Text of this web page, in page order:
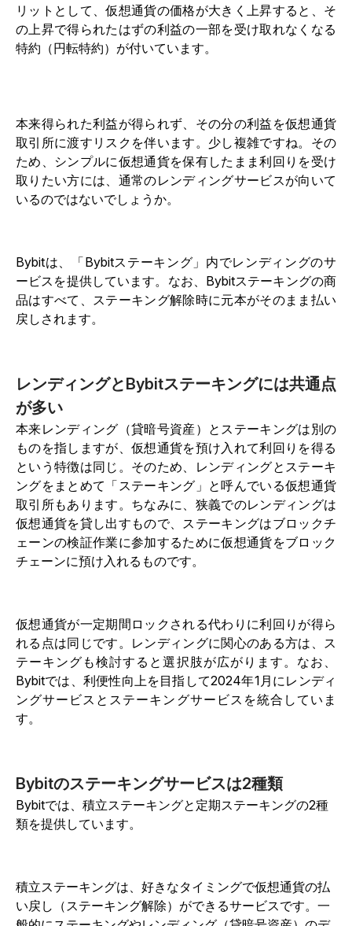
リットとして、仮想通貨の価格が大きく上昇すると、そ
の上昇で得られたはずの利益の一部を受け取れなくなる
特約（円転特約）が付いています。
本来得られた利益が得られず、その分の利益を仮想通貨
取引所に渡すリスクを伴います。少し複雑ですね。その
ため、シンプルに仮想通貨を保有したまま利回りを受け
取りたい方には、通常のレンディングサービスが向いて
いるのではないでしょうか。
Bybitは、「Bybitステーキング」内でレンディングのサ
ービスを提供しています。なお、Bybitステーキングの商
品はすべて、ステーキング解除時に元本がそのまま払い
戻しされます。
レンディングとBybitステーキングには共通点
が多い
本来レンディング（貸暗号資産）とステーキングは別の
ものを指しますが、仮想通貨を預け入れて利回りを得る
という特徴は同じ。そのため、レンディングとステーキ
ングをまとめて「ステーキング」と呼んでいる仮想通貨
取引所もあります。ちなみに、狭義でのレンディングは
仮想通貨を貸し出すもので、ステーキングはブロックチ
ェーンの検証作業に参加するために仮想通貨をブロック
チェーンに預け入れるものです。
仮想通貨が一定期間ロックされる代わりに利回りが得ら
れる点は同じです。レンディングに関心のある方は、ス
テーキングも検討すると選択肢が広がります。なお、
Bybitでは、利便性向上を目指して2024年1月にレンディ
ングサービスとステーキングサービスを統合していま
す。
Bybitのステーキングサービスは2種類
Bybitでは、積立ステーキングと定期ステーキングの2種
類を提供しています。
積立ステーキングは、好きなタイミングで仮想通貨の払
い戻し（ステーキング解除）ができるサービスです。一